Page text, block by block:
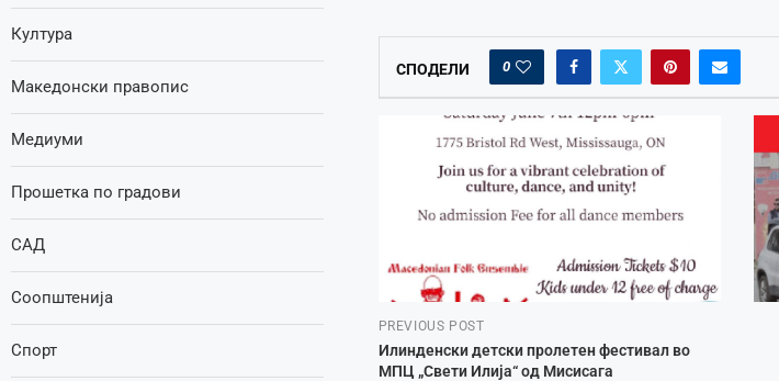
СПОДЕЛИ 0
PREVIOUS POST
Илинденски детски пролетен фестивал во
МПЦ „Свети Илија“ од Мисисага
Култура
Македонски правопис
Медиуми
Прошетка по градови
САД
Соопштенија
Спорт